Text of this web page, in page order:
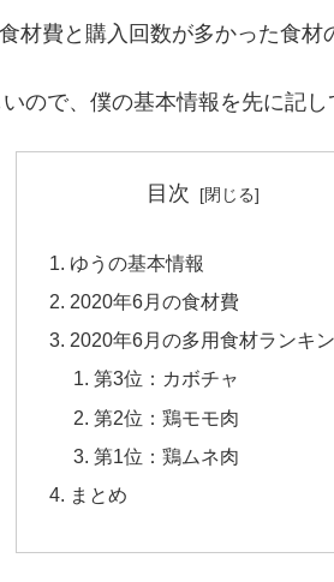
材費と購入回数が多かった食材
ので、僕の基本情報を先に記し
目次
ゆうの基本情報
2020年6月の食材費
2020年6月の多用食材ランキ
第3位：カボチャ
第2位：鶏モモ肉
第1位：鶏ムネ肉
まとめ